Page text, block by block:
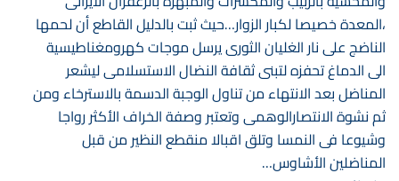
،المعدة خصيصا لكبار الزوار…حيث ثبت بالدليل القاطع أن لحمها
الناضج على نار الغليان الثورى يرسل موجات كهرومغناطيسية
الى الدماغ تحفزه لتبنى ثقافة النضال الاستسلامى ليشعر
المناضل بعد الانتهاء من تناول الوجبة الدسمة بالاسترخاء ومن
ثم نشوة الانتصارالوهمى وتعتبر وصفة الخراف الأكثر رواجا
وشيوعا فى النمسا وتلق اقبالا منقطع النظير من قبل
المناضلين الأشاوس…